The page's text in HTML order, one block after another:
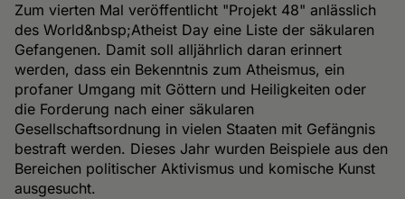
Zum vierten Mal veröffentlicht "Projekt 48" anlässlich
des World&nbsp;Atheist Day eine Liste der säkularen
Gefangenen. Damit soll alljährlich daran erinnert
werden, dass ein Bekenntnis zum Atheismus, ein
profaner Umgang mit Göttern und Heiligkeiten oder
die Forderung nach einer säkularen
Gesellschaftsordnung in vielen Staaten mit Gefängnis
bestraft werden. Dieses Jahr wurden Beispiele aus den
Bereichen politischer Aktivismus und komische Kunst
ausgesucht.